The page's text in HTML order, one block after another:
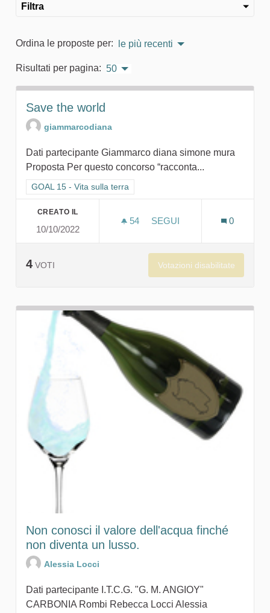
Filtra
Ordina le proposte per: le più recenti
Risultati per pagina: 50
Save the world
giammarcodiana
Dati partecipante Giammarco diana simone mura
Proposta Per questo concorso “racconta...
Filtra i risultati per categoria: GOAL 15 - Vita sulla terra
GOAL 15 - Vita sulla terra
CREATO IL
10/10/2022
54 54 SOSTENITORI
SEGUI
0
4 VOTI Votazioni disabilitate
Non conosci il valore dell'acqua finché
non diventa un lusso.
Alessia Locci
Dati partecipante I.T.C.G. "G. M. ANGIOY"
CARBONIA Rombi Rebecca Locci Alessia